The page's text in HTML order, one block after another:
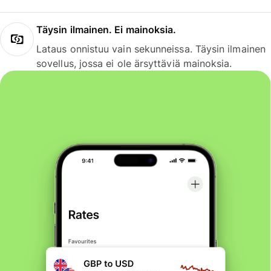
Täysin ilmainen. Ei mainoksia.
Lataus onnistuu vain sekunneissa. Täysin ilmainen
sovellus, jossa ei ole ärsyttäviä mainoksia.